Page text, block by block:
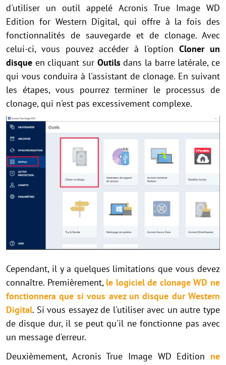
d'utiliser un outil appelé Acronis True Image WD
Edition for Western Digital, qui offre à la fois des
fonctionnalités de sauvegarde et de clonage. Avec
celui-ci, vous pouvez accéder à l'option Cloner un
disque en cliquant sur Outils dans la barre latérale, ce
qui vous conduira à l'assistant de clonage. En suivant
les étapes, vous pourrez terminer le processus de
clonage, qui n'est pas excessivement complexe.
Cependant, il y a quelques limitations que vous devez
connaître. Premièrement, le logiciel de clonage WD ne
fonctionnera que si vous avez un disque dur Western
Digital. Si vous essayez de l'utiliser avec un autre type
de disque dur, il se peut qu'il ne fonctionne pas avec
un message d'erreur.
Deuxièmement, Acronis True Image WD Edition ne